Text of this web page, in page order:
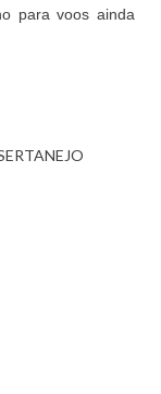
para voos ainda